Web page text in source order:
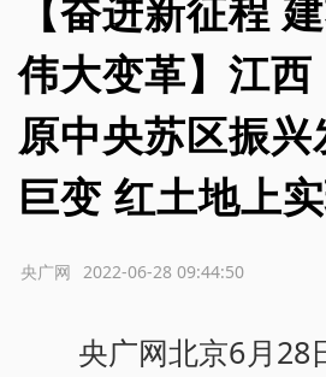
伟大变革】江
原中央苏区振
巨变 红土地上
2022-06-28 09:44:50
央广网
央广网北京6月28